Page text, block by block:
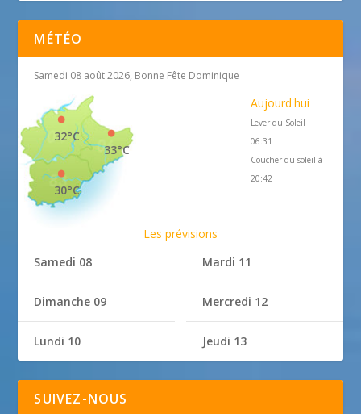
MÉTÉO
Samedi 08 août 2026, Bonne Fête Dominique
33°C
32°C
30°C
Aujourd'hui
Lever du Soleil
06:31
Coucher du soleil à
20:42
Les prévisions
Samedi 08
Dimanche 09
Lundi 10
Mardi 11
Mercredi 12
Jeudi 13
SUIVEZ-NOUS